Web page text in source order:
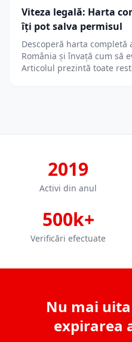
Viteza legală: Harta
îți pot salva permisul
Descoperă harta
România și învață cum să
Articolul prezintă toate
2019
Activi din anul
500k+
Verificări efectuate
Nu mai
expirarea